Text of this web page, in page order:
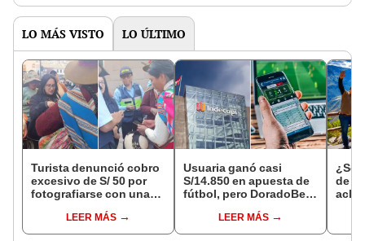
LO MÁS VISTO LO ÚLTIMO
Turista denunció cobro
excesivo de S/ 50 por
fotografiarse con una
Serenazgo recuperó el
dinero
LEER MÁS
Usuaria ganó casi
S/14.850 en apuesta de
fútbol, pero DoradoBet
Indecopi multó a la
empresa con más de S/
LEER MÁS
¿Se
de